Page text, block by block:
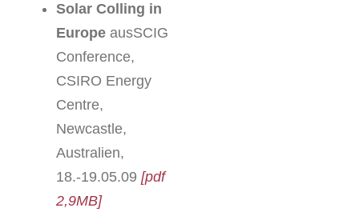
Solar Colling in
Europe ausSCIG
Conference,
CSIRO Energy
Centre,
Newcastle,
Australien,
18.-19.05.09 [pdf
2,9MB]